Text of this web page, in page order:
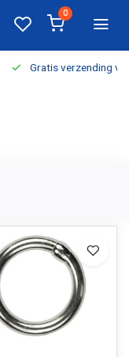
0
Gratis verzending